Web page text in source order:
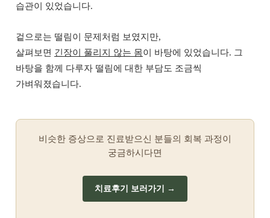
습관이 있었습니다.
겉으로는 떨림이 문제처럼 보였지만,
살펴보면 긴장이 풀리지 않는 몸이 바탕에 있었습니다. 그
바탕을 함께 다루자 떨림에 대한 부담도 조금씩
가벼워졌습니다.
비슷한 증상으로 진료받으신 분들의 회복 과정이
궁금하시다면
치료후기 보러가기 →